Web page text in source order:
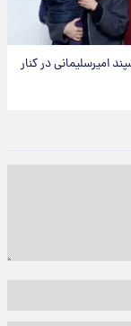
امیرسلیمانی در کنار